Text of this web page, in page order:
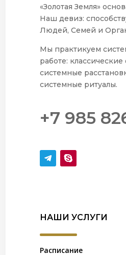
«Золотая Земля»
Наш девиз:
Людей, Семей и
Мы практикуем
работе:
системные
системные ритуалы.
+7 985
НАШИ УСЛУГИ
Расписание